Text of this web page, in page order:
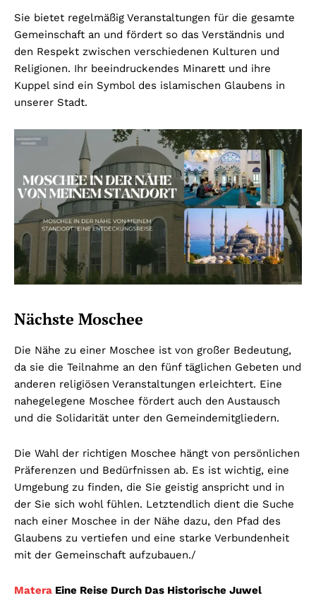
Sie bietet regelmäßig Veranstaltungen für die gesamte
Gemeinschaft an und fördert so das Verständnis und
den Respekt zwischen verschiedenen Kulturen und
Religionen. Ihr beeindruckendes Minarett und ihre
Kuppel sind ein Symbol des islamischen Glaubens in
unserer Stadt.
Nächste Moschee
Die Nähe zu einer Moschee ist von großer Bedeutung,
da sie die Teilnahme an den fünf täglichen Gebeten und
anderen religiösen Veranstaltungen erleichtert. Eine
nahegelegene Moschee fördert auch den Austausch
und die Solidarität unter den Gemeindemitgliedern.
Die Wahl der richtigen Moschee hängt von persönlichen
Präferenzen und Bedürfnissen ab. Es ist wichtig, eine
Umgebung zu finden, die Sie geistig anspricht und in
der Sie sich wohl fühlen. Letztendlich dient die Suche
nach einer Moschee in der Nähe dazu, den Pfad des
Glaubens zu vertiefen und eine starke Verbundenheit
mit der Gemeinschaft aufzubauen./
Matera Eine Reise Durch Das Historische Juwel